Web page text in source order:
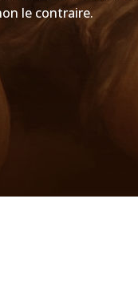
le contraire.